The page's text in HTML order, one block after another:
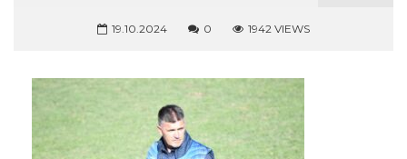
19.10.2024 0 1942 VIEWS